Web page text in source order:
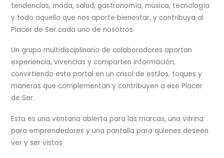
tendencias, moda, salud, gastronomía, música, tecnología
y todo aquello que nos aporte bienestar, y contribuya al
Placer de Ser cada uno de nosotros.
Un grupo multidisciplinario de colaboradores aportan
experiencia, vivencias y comparten información,
convirtiendo este portal en un crisol de estilos, toques y
maneras que complementan y contribuyen a ese Placer
de Ser.
Esta es una ventana abierta para las marcas, una vitrina
para emprendedores y una pantalla para quienes deseen
ver y ser vistos